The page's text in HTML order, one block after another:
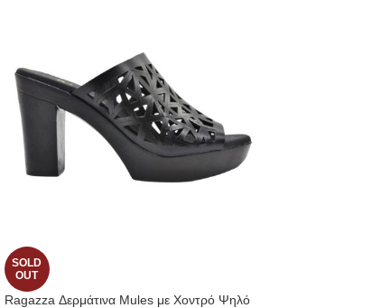
SOLD
OUT
Ragazza Δερμάτινα Mules με Χοντρό Ψηλό